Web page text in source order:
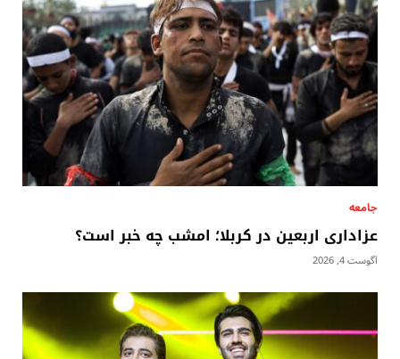
جامعه
عزاداری اربعین در کربلا؛ امشب چه خبر است؟
آگوست 4, 2026